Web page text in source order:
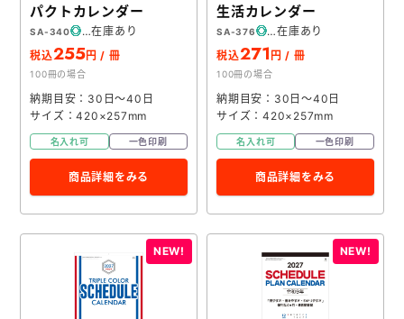
パクトカレンダー
SA-340
在庫あり
税込255円 / 冊
100冊の場合
納期目安：30日～40日
サイズ：420×257mm
名入れ可 一色印刷
商品詳細をみる
生活カレンダー
SA-376
在庫あり
税込271 円 / 冊
100冊の場合
納期目安：30日～40日
サイズ：420×257mm
名入れ可 一色印刷
商品詳細をみる